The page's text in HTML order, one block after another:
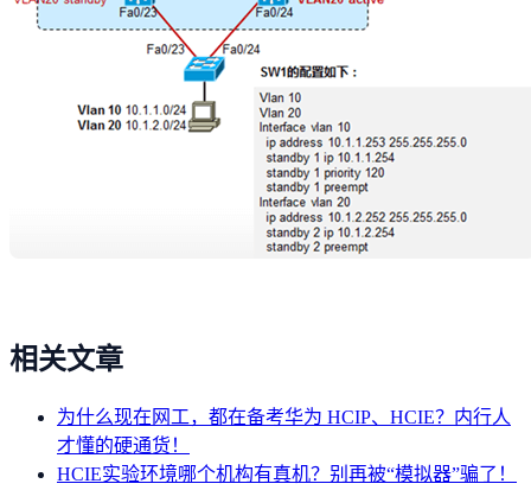
相关文章
为什么现在网工，都在备考华为 HCIP、HCIE？内行人
才懂的硬通货！
HCIE实验环境哪个机构有真机？别再被“模拟器”骗了！